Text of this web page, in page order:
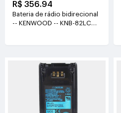
R$ 356.94
Bateria de rádio bidirecional
-- KENWOOD -- KNB-82LC